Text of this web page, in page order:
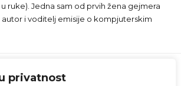
privatnost
ruke). Jedna sam od prvih žena gejmera
autor i voditelj emisije o kompjuterskim